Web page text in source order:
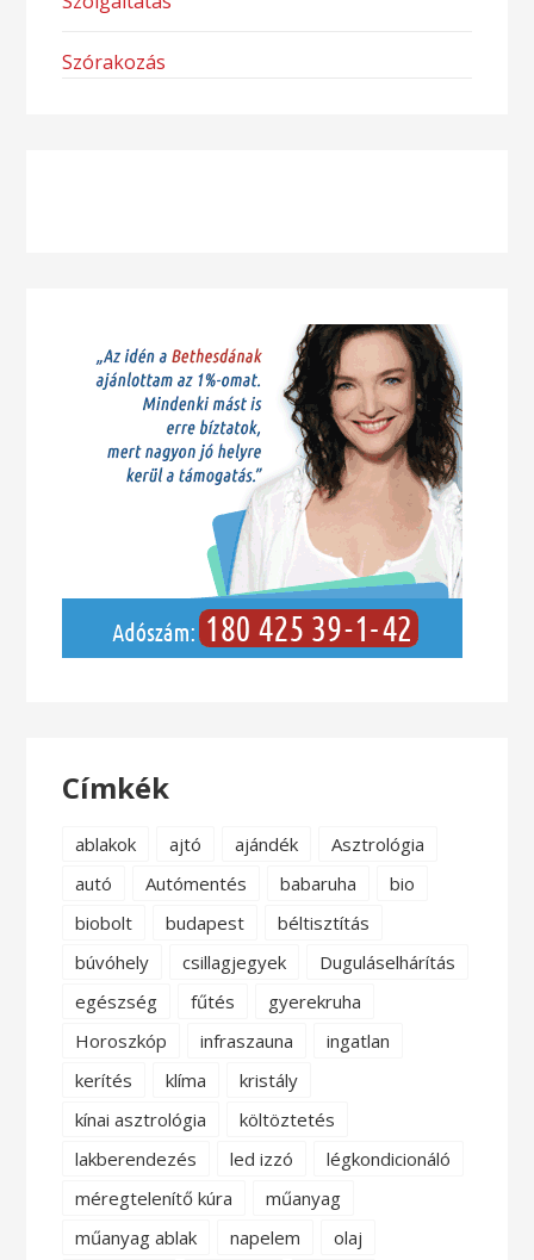
Szórakozás
Címkék
ablakok ajtó ajándék
Asztrológia
autó
Autómentés babaruha
bio
biobolt
budapest
béltisztítás
búvóhely
csillagjegyek
Duguláselhárítás
egészség
fűtés
gyerekruha
Horoszkóp
infraszauna
ingatlan
kerítés
klíma
kristály
kínai asztrológia
költöztetés
lakberendezés
led izzó
légkondicionáló
méregtelenítő kúra
műanyag
műanyag ablak
napelem olaj